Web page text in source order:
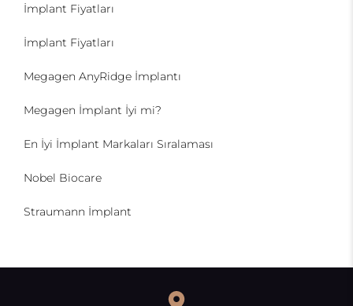
İmplant Fiyatları
İmplant Fiyatları
Megagen AnyRidge İmplantı
Megagen İmplant İyi mi?
En İyi İmplant Markaları Sıralaması
Nobel Biocare
Straumann İmplant